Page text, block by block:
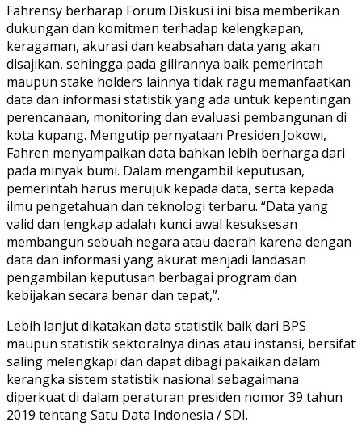
Fahrensy berharap Forum Diskusi ini bisa memberikan
dukungan dan komitmen terhadap kelengkapan,
keragaman, akurasi dan keabsahan data yang akan
disajikan, sehingga pada gilirannya baik pemerintah
maupun stake holders lainnya tidak ragu memanfaatkan
data dan informasi statistik yang ada untuk kepentingan
perencanaan, monitoring dan evaluasi pembangunan di
kota kupang. Mengutip pernyataan Presiden Jokowi,
Fahren menyampaikan data bahkan lebih berharga dari
pada minyak bumi. Dalam mengambil keputusan,
pemerintah harus merujuk kepada data, serta kepada
ilmu pengetahuan dan teknologi terbaru. “Data yang
valid dan lengkap adalah kunci awal kesuksesan
membangun sebuah negara atau daerah karena dengan
data dan informasi yang akurat menjadi landasan
pengambilan keputusan berbagai program dan
kebijakan secara benar dan tepat,”.
Lebih lanjut dikatakan data statistik baik dari BPS
maupun statistik sektoralnya dinas atau instansi, bersifat
saling melengkapi dan dapat dibagi pakaikan dalam
kerangka sistem statistik nasional sebagaimana
diperkuat di dalam peraturan presiden nomor 39 tahun
2019 tentang Satu Data Indonesia / SDI.